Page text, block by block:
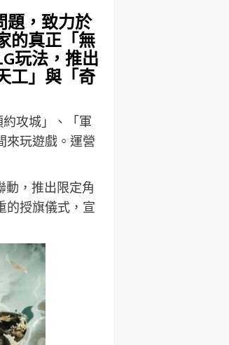
題，致力於
的真正「無
玩法，推出
工」與「奇
攻城」、「軍
來玩遊戲。運營
動，推出限定角
的授旗儀式，宣